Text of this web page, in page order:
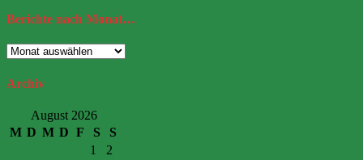
Berichte nach Monat…
Berichte
Monat…
Archiv
August 2026
M D M D F S
S
1
2